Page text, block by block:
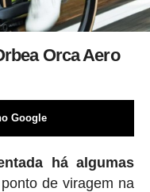
Orca Aero
Google
há algumas
de viragem na